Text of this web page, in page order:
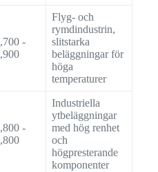
-
Flyg- och
rymdindustrin,
slitstarka
beläggningar för
höga
temperaturer
-
Industriella
ytbeläggningar
med hög renhet
och
högpresterande
komponenter